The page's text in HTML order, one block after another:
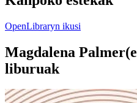
OpenLibraryn ikusi
Magdalena
liburuak